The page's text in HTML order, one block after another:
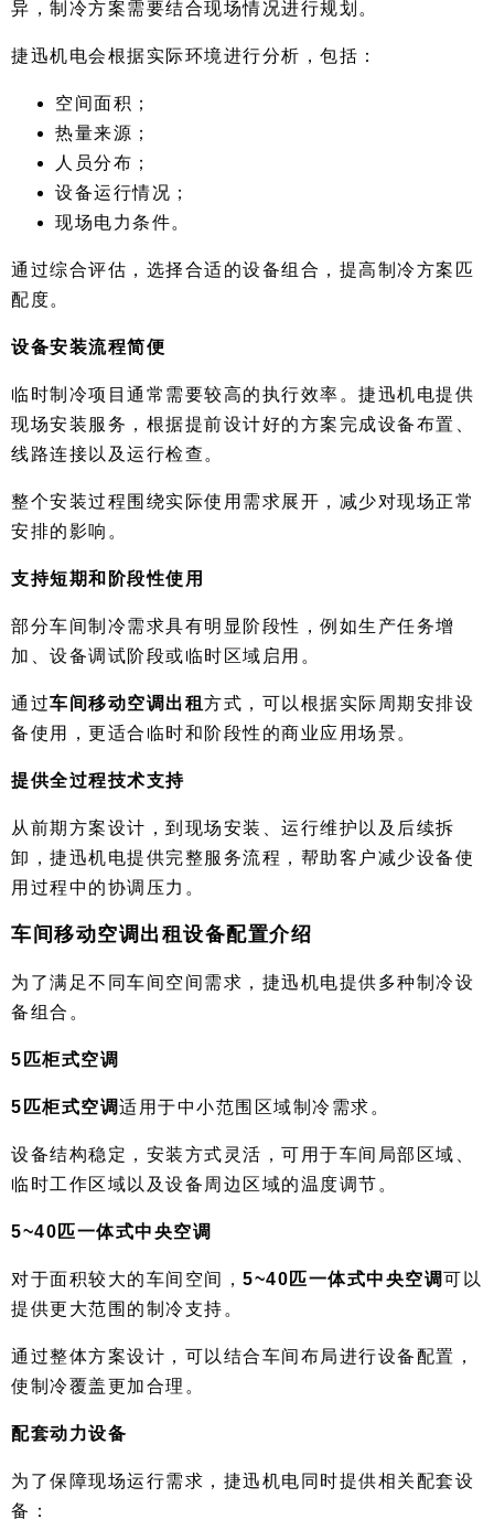
异，制冷方案需要结合现场情况进行规划。
捷迅机电会根据实际环境进行分析，包括：
空间面积；
热量来源；
人员分布；
设备运行情况；
现场电力条件。
通过综合评估，选择合适的设备组合，提高制冷方案匹
配度。
设备安装流程简便
临时制冷项目通常需要较高的执行效率。捷迅机电提供
现场安装服务，根据提前设计好的方案完成设备布置、
线路连接以及运行检查。
整个安装过程围绕实际使用需求展开，减少对现场正常
安排的影响。
支持短期和阶段性使用
部分车间制冷需求具有明显阶段性，例如生产任务增
加、设备调试阶段或临时区域启用。
通过车间移动空调出租 方式，可以根据实际周期安排设
备使用，更适合临时和阶段性的商业应用场景。
提供全过程技术支持
从前期方案设计，到现场安装、运行维护以及后续拆
卸，捷迅机电提供完整服务流程，帮助客户减少设备使
用过程中的协调压力。
车间移动空调出租设备配置介绍
为了满足不同车间空间需求，捷迅机电提供多种制冷设
备组合。
5匹柜式空调
5匹柜式空调适用于中小范围区域制冷需求。
设备结构稳定，安装方式灵活，可用于车间局部区域、
临时工作区域以及设备周边区域的温度调节。
5~40匹一体式中央空调
对于面积较大的车间空间， 5~40匹一体式中央空调可以
提供更大范围的制冷支持。
通过整体方案设计，可以结合车间布局进行设备配置，
使制冷覆盖更加合理。
配套动力设备
为了保障现场运行需求，捷迅机电同时提供相关配套设
备：